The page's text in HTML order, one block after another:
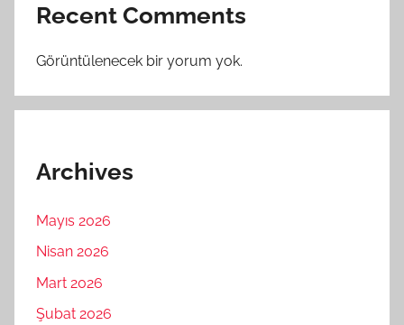
Recent Comments
Görüntülenecek bir yorum yok.
Archives
Mayıs 2026
Nisan 2026
Mart 2026
Şubat 2026